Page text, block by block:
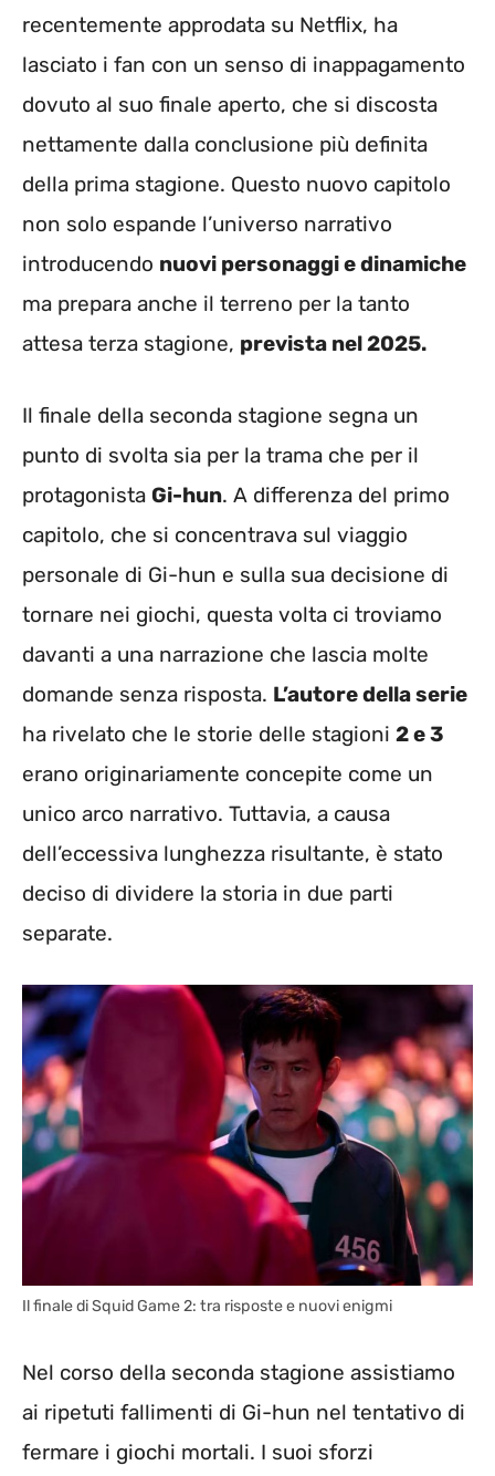
recentemente approdata su Netflix, ha
lasciato i fan con un senso di inappagamento
dovuto al suo finale aperto, che si discosta
nettamente dalla conclusione più definita
della prima stagione. Questo nuovo capitolo
non solo espande l’universo narrativo
introducendo nuovi personaggi e dinamiche
ma prepara anche il terreno per la tanto
attesa terza stagione, prevista nel 2025.
Il finale della seconda stagione segna un
punto di svolta sia per la trama che per il
protagonista Gi-hun. A differenza del primo
capitolo, che si concentrava sul viaggio
personale di Gi-hun e sulla sua decisione di
tornare nei giochi, questa volta ci troviamo
davanti a una narrazione che lascia molte
domande senza risposta. L’autore della serie
ha rivelato che le storie delle stagioni 2 e 3
erano originariamente concepite come un
unico arco narrativo. Tuttavia, a causa
dell’eccessiva lunghezza risultante, è stato
deciso di dividere la storia in due parti
separate.
Il finale di Squid Game 2: tra risposte e nuovi enigmi
Nel corso della seconda stagione assistiamo
ai ripetuti fallimenti di Gi-hun nel tentativo di
fermare i giochi mortali. I suoi sforzi